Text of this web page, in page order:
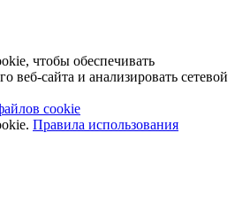
чтобы обеспечивать
веб-сайта и анализировать сетевой
cookie
Правила использования